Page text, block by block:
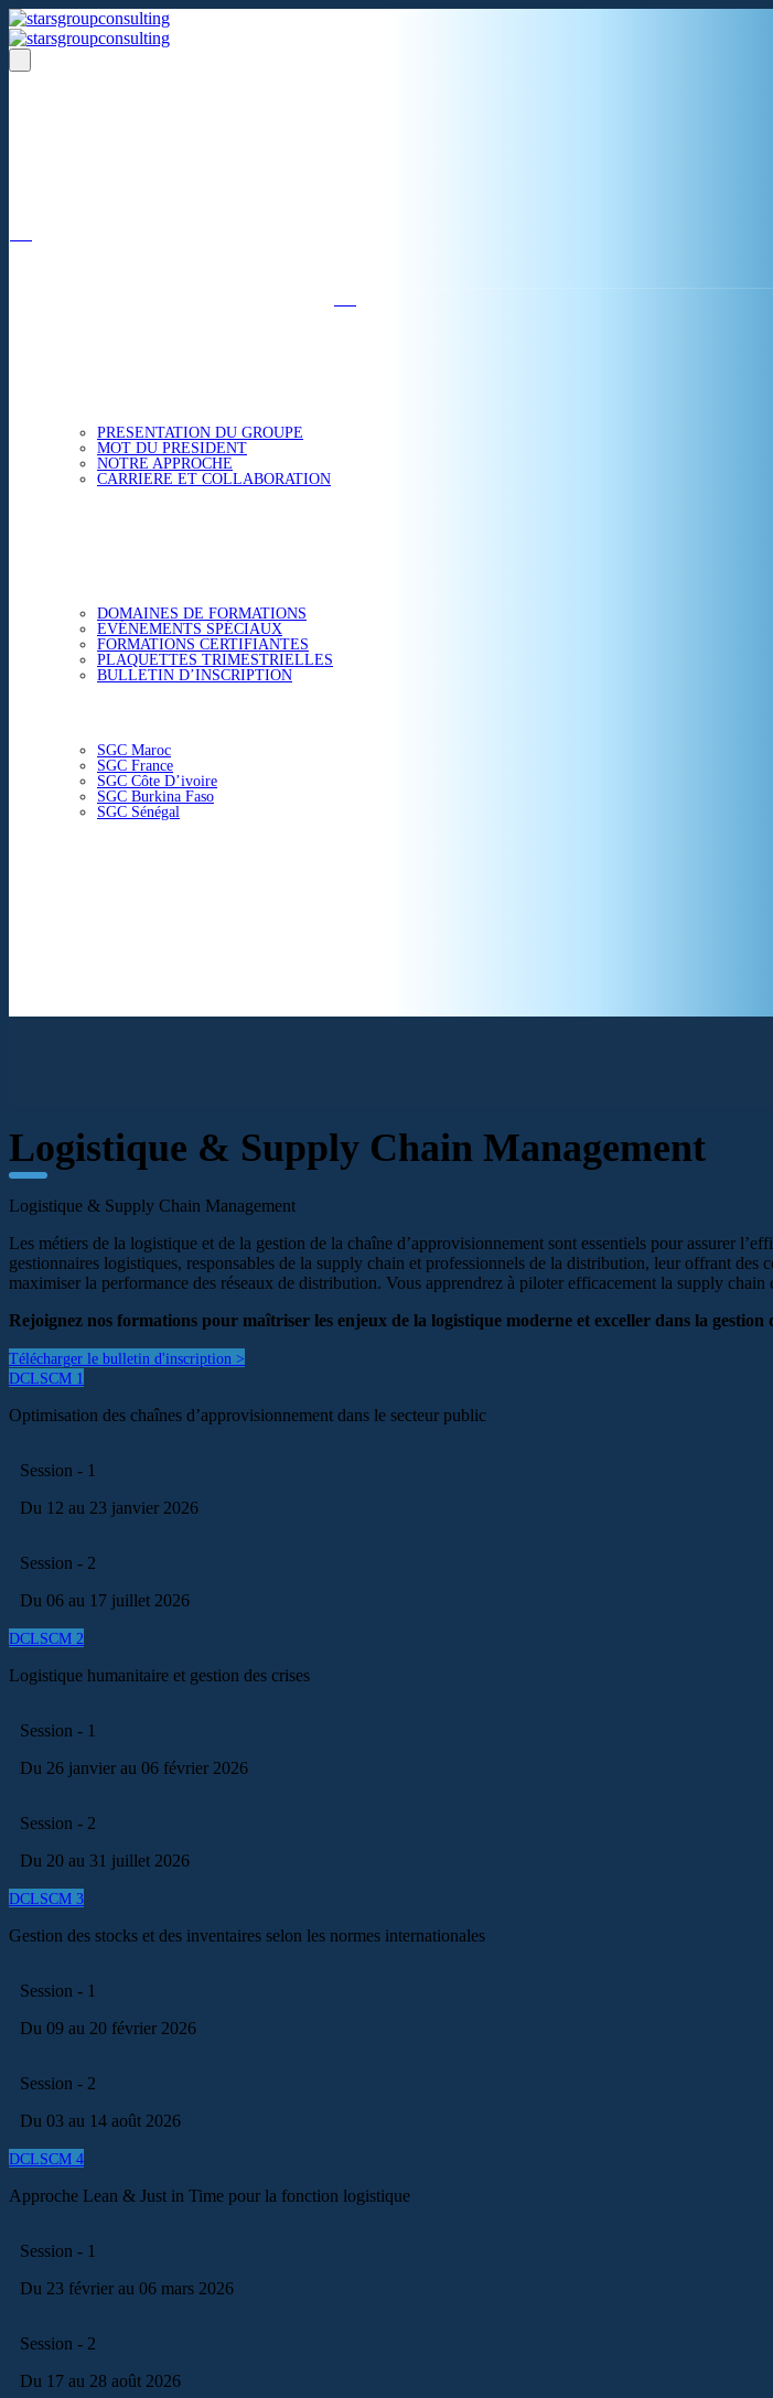
PRESENTATION DU GROUPE
MOT DU PRESIDENT
NOTRE APPROCHE
CARRIERE ET COLLABORATION
DOMAINES DE FORMATIONS
EVÉNEMENTS SPÉCIAUX
FORMATIONS CERTIFIANTES
PLAQUETTES TRIMESTRIELLES
BULLETIN D’INSCRIPTION
SGC Maroc
SGC France
SGC Côte D’ivoire
SGC Burkina Faso
SGC Sénégal
Logistique & Supply Chain Management
Logistique & Supply Chain Management
Les métiers de la logistique et de la gestion de la chaîne d’approvisionnement sont essentiels pour assurer
gestionnaires logistiques, responsables de la supply chain et professionnels de la distribution, leur offrant
maximiser la performance des réseaux de distribution. Vous apprendrez à piloter efficacement la supply
Rejoignez nos formations pour maîtriser les enjeux de la logistique moderne et exceller dans la gestion
Télécharger le bulletin d'inscription >
DCLSCM 1
Optimisation des chaînes d’approvisionnement dans le secteur public
Session - 1
Du 12 au 23 janvier 2026
Session - 2
Du 06 au 17 juillet 2026
DCLSCM 2
Logistique humanitaire et gestion des crises
Session - 1
Du 26 janvier au 06 février 2026
Session - 2
Du 20 au 31 juillet 2026
DCLSCM 3
Gestion des stocks et des inventaires selon les normes internationales
Session - 1
Du 09 au 20 février 2026
Session - 2
Du 03 au 14 août 2026
DCLSCM 4
Approche Lean & Just in Time pour la fonction logistique
Session - 1
Du 23 février au 06 mars 2026
Session - 2
Du 17 au 28 août 2026